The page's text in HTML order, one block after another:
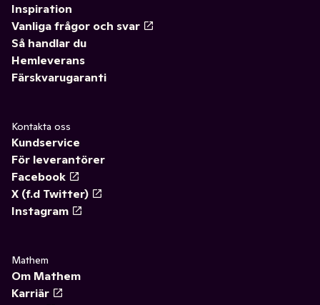
Inspiration
Vanliga frågor och svar
Så handlar du
Hemleverans
Färskvarugaranti
Kontakta oss
Kundservice
För leverantörer
Facebook
X (f.d Twitter)
Instagram
Mathem
Om Mathem
Karriär